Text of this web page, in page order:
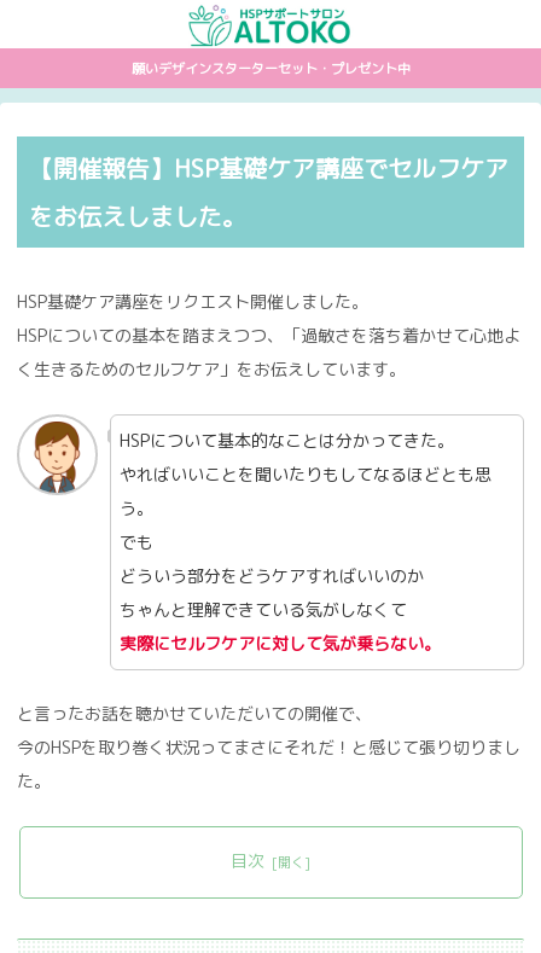
願いデザインスターターセット・プレゼント中
【開催報告】HSP基礎ケア講座でセルフケア
をお伝えしました。
HSP基礎ケア講座をリクエスト開催しました。
HSPについての基本を踏まえつつ、「過敏さを落ち着かせて心地よ
く生きるためのセルフケア」をお伝えしています。
HSPについて基本的なことは分かってきた。
やればいいことを聞いたりもしてなるほどとも思
う。
でも
どういう部分をどうケアすればいいのか
ちゃんと理解できている気がしなくて
実際にセルフケアに対して気が乗らない。
と言ったお話を聴かせていただいての開催で、
今のHSPを取り巻く状況ってまさにそれだ！と感じて張り切りまし
た。
目次